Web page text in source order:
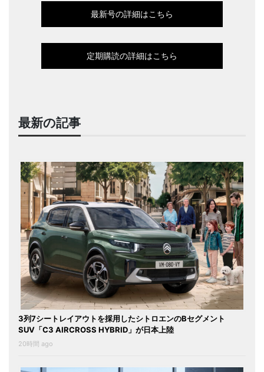
最新号の詳細はこちら
定期購読の詳細はこちら
最新の記事
3列7シートレイアウトを採用したシトロエンのBセグメント
SUV「C3 AIRCROSS HYBRID」が日本上陸
20時間 ago